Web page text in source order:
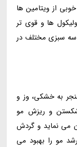
از ویتامین ها
ها و قوی تر
سه سبزی مختلف در
به خشکی، وز و
و ریزش مو
می نماید و گردش
مو را بهبود می